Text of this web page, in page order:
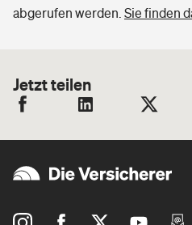
abgerufen werden. Sie finden
Jetzt teilen